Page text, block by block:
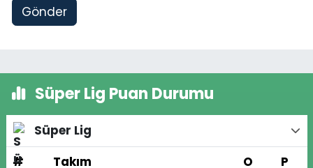
Gönder
Süper Lig Puan Durumu
Süper Lig
#
Takım O P